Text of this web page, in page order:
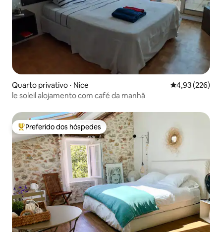
Quarto privativo ⋅ Nice 4,93 de uma
4,93 (226)
le soleil alojamento com café da manhã
Entre os melhores preferidos dos hóspedes
Preferido dos hóspedes